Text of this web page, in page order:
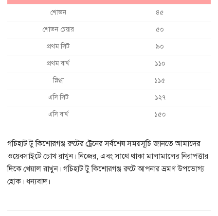
শোভন ৪৫
শোভন চেয়ার ৫০
প্রথম সিট ৯০
প্রথম বার্থ ১১০
স্নিগ্ধা ১১৫
এসি সিট ১২৭
এসি বার্থ ১৫০
গচিহাট টু কিশোরগঞ্জ রুটের ট্রেনের সর্বশেষ সময়সূচি জানতে আমাদের
ওয়েবসাইটে চোখ রাখুন। নিজের, এবং সাথে থাকা মালামালের নিরাপত্তার
দিকে খেয়াল রাখুন। গচিহাট টু কিশোরগঞ্জ রুটে আপনার ভ্রমণ উপভোগ্য
হোক। ধন্যবাদ।